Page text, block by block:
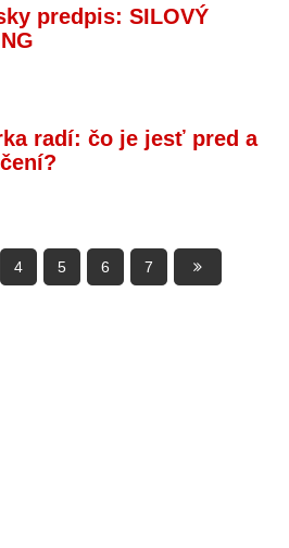
predpis: SILOVÝ
radí: čo je jesť pred a
4 5 6 7